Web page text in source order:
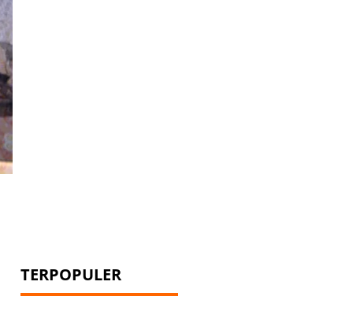
TERPOPULER